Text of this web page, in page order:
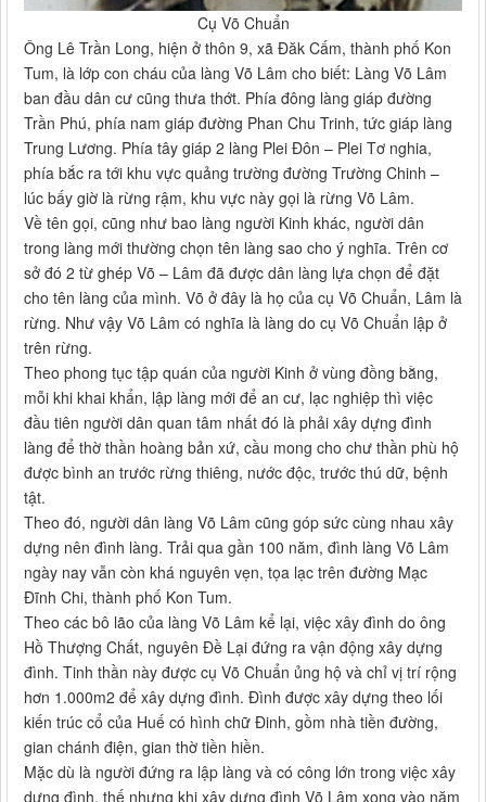
Cụ Võ Chuẩn
Ông Lê Trần Long, hiện ở thôn 9, xã Đăk Cấm, thành phố Kon
Tum, là lớp con cháu của làng Võ Lâm cho biết: Làng Võ Lâm
ban đầu dân cư cũng thưa thớt. Phía đông làng giáp đường
Trần Phú, phía nam giáp đường Phan Chu Trinh, tức giáp làng
Trung Lương. Phía tây giáp 2 làng Plei Đôn – Plei Tơ nghia,
phía bắc ra tới khu vực quảng trường đường Trường Chinh –
lúc bấy giờ là rừng rậm, khu vực này gọi là rừng Võ Lâm.
Về tên gọi, cũng như bao làng người Kinh khác, người dân
trong làng mới thường chọn tên làng sao cho ý nghĩa. Trên cơ
sở đó 2 từ ghép Võ – Lâm đã được dân làng lựa chọn để đặt
cho tên làng của mình. Võ ở đây là họ của cụ Võ Chuẩn, Lâm là
rừng. Như vậy Võ Lâm có nghĩa là làng do cụ Võ Chuẩn lập ở
trên rừng.
Theo phong tục tập quán của người Kinh ở vùng đồng bằng,
mỗi khi khai khẩn, lập làng mới để an cư, lạc nghiệp thì việc
đầu tiên người dân quan tâm nhất đó là phải xây dựng đình
làng để thờ thần hoàng bản xứ, cầu mong cho chư thần phù hộ
được bình an trước rừng thiêng, nước độc, trước thú dữ, bệnh
tật.
Theo đó, người dân làng Võ Lâm cũng góp sức cùng nhau xây
dựng nên đình làng. Trải qua gần 100 năm, đình làng Võ Lâm
ngày nay vẫn còn khá nguyên vẹn, tọa lạc trên đường Mạc
Đĩnh Chi, thành phố Kon Tum.
Theo các bô lão của làng Võ Lâm kể lại, việc xây đình do ông
Hồ Thượng Chất, nguyên Đề Lại đứng ra vận động xây dựng
đình. Tinh thần này được cụ Võ Chuẩn ủng hộ và chỉ vị trí rộng
hơn 1.000m2 để xây dựng đình. Đình được xây dựng theo lối
kiến trúc cổ của Huế có hình chữ Đinh, gồm nhà tiền đường,
gian chánh điện, gian thờ tiền hiền.
Mặc dù là người đứng ra lập làng và có công lớn trong việc xây
dựng đình, thế nhưng khi xây dựng đình Võ Lâm xong vào năm